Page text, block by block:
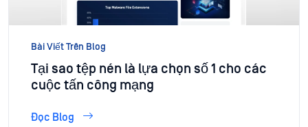
Bài Viết Trên Blog
Tại sao tệp nén là lựa chọn số 1 cho các
cuộc tấn công mạng
Đọc Blog